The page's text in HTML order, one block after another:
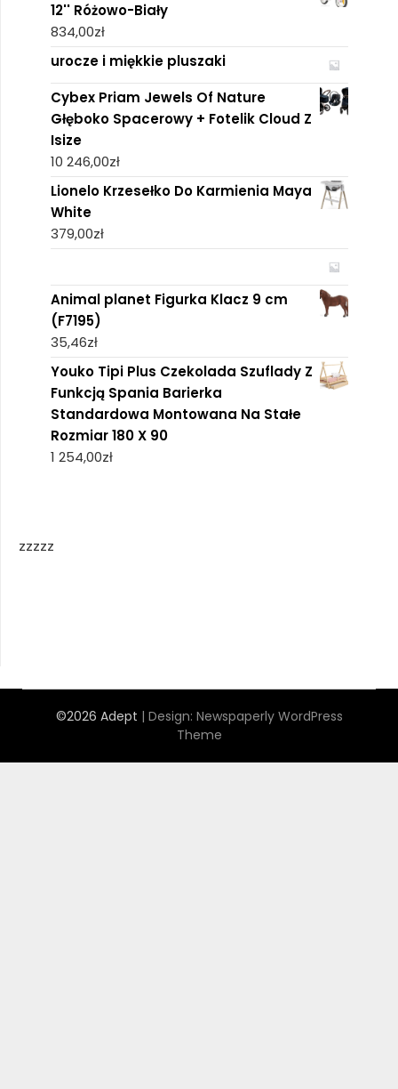
12'' Różowo-Biały
834,00zł
urocze i miękkie pluszaki
Cybex Priam Jewels Of Nature
Głęboko Spacerowy + Fotelik Cloud Z
Isize
10 246,00zł
Lionelo Krzesełko Do Karmienia Maya
White
379,00zł
Animal planet Figurka Klacz 9 cm
(F7195)
35,46zł
Youko Tipi Plus Czekolada Szuflady Z
Funkcją Spania Barierka
Standardowa Montowana Na Stałe
Rozmiar 180 X 90
1 254,00zł
zzzzz
©2026 Adept | Design: Newspaperly WordPress
Theme